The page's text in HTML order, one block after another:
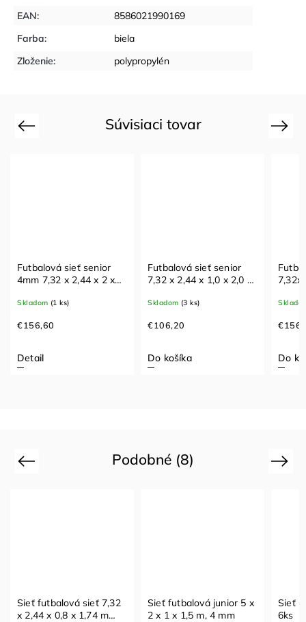
EAN:
8586021990169
Farba:
biela
Zloženie: polypropylén
Súvisiaci tovar
Previous
Futbalová sieť senior
4mm 7,32 x 2,44 x 2 x
Skladom (1 ks)
€156,60
Detail
Futbalová sieť senior
7,32 x 2,44 x 1,0 x 2,0 m
Skladom (3 ks)
€106,20
Do košíka Do
Next
Podobné (8)
Previous
Sieť futbalová sieť 7,32
x 2,44 x 0,8 x 1,74 m
Sieť futbalová junior 5 x
2 x 1 x 1,5 m, 4 mm
Sieť
6ks
Next